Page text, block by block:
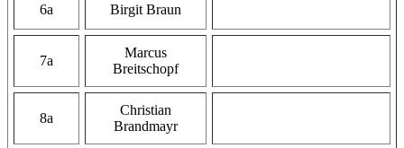
6a Birgit Braun
7a
Marcus
Breitschopf
8a
Christian
Brandmayr